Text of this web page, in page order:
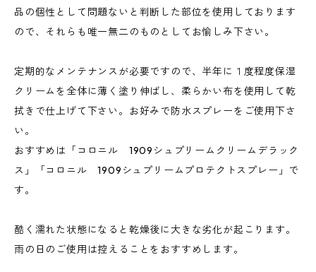
品の個性として問題ないと判断した部位を使用しております
ので、それらも唯一無二のものとしてお愉しみ下さい。
定期的なメンテナンスが必要ですので、半年に１度程度保湿
クリームを全体に薄く塗り伸ばし、柔らかい布を使用して乾
拭きで仕上げて下さい。お好みで防水スプレーをご使用下さ
い。
おすすめは「コロニル 1909シュプリームクリームデラック
ス」「コロニル 1909シュプリームプロテクトスプレー」で
す。
酷く濡れた状態になると乾燥後に大きな劣化が起こります。
雨の日のご使用は控えることをおすすめします。